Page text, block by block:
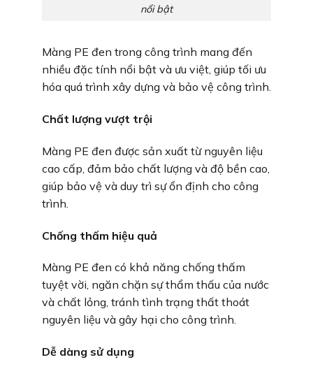
nổi bật
Màng PE đen trong công trình mang đến
nhiều đặc tính nổi bật và ưu việt, giúp tối ưu
hóa quá trình xây dựng và bảo vệ công trình.
Chất lượng vượt trội
Màng PE đen được sản xuất từ nguyên liệu
cao cấp, đảm bảo chất lượng và độ bền cao,
giúp bảo vệ và duy trì sự ổn định cho công
trình.
Chống thấm hiệu quả
Màng PE đen có khả năng chống thấm
tuyệt vời, ngăn chặn sự thẩm thấu của nước
và chất lỏng, tránh tình trạng thất thoát
nguyên liệu và gây hại cho công trình.
Dễ dàng sử dụng